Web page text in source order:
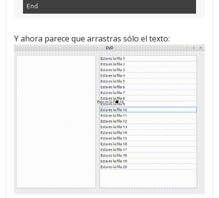
End
Y ahora parece que arrastras sólo el texto: